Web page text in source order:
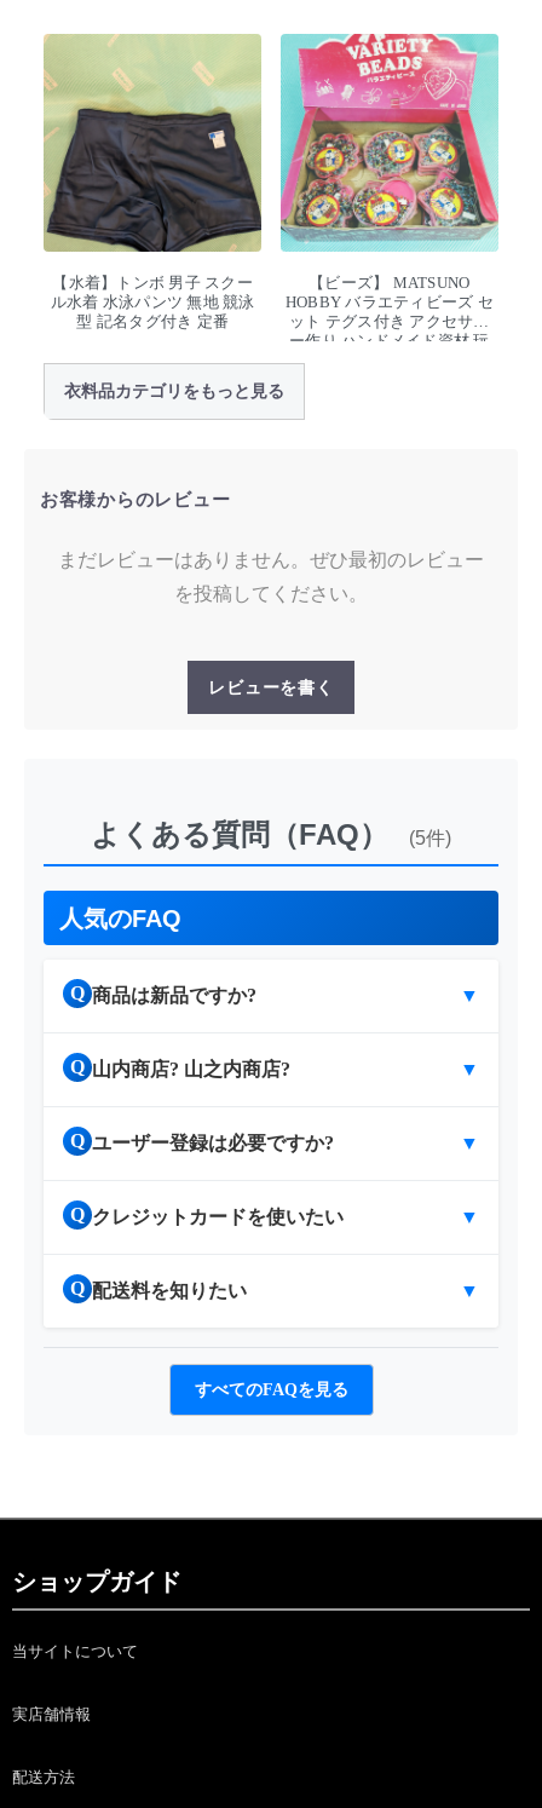
【水着】トンボ 男子 スクー
ル水着 水泳パンツ 無地 競泳
型 記名タグ付き 定番
【ビーズ】 MATSUNO
HOBBY バラエティビーズ セ
ット テグス付き アクセサリ
ー作り ハンドメイド資材 玩
衣料品カテゴリをもっと見る
お客様からのレビュー
まだレビューはありません。ぜひ最初のレビュー
を投稿してください。
レビューを書く
よくある質問（FAQ） (5件)
人気のFAQ
Q 商品は新品ですか? ▼
Q 山内商店? 山之内商店? ▼
Q ユーザー登録は必要ですか? ▼
Q クレジットカードを使いたい ▼
Q 配送料を知りたい ▼
すべてのFAQを見る
ショップガイド
当サイトについて
実店舗情報
配送方法